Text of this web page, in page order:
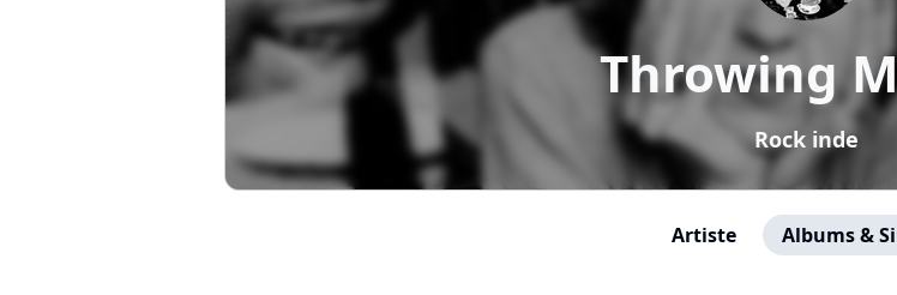
Throwing
Rock inde
Artiste Albums &